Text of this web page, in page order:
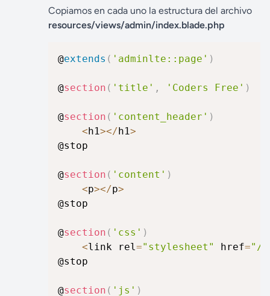
Copiamos en cada uno la estructura del archivo
resources/views/admin/index.blade.php
@extends ( 'adminlte::page' )
@section ( 'title' , 'Coders Free' )
@section ( 'content_header' )
<h1></h1>
@stop
@section ( 'content' )
<p></p>
@stop
@section ( 'css' )
<link rel="stylesheet" href="/
@stop
@section ( 'js' )